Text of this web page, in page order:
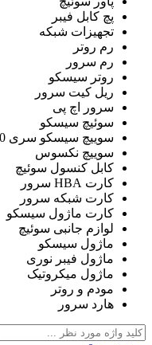
پچ کابل فیبر
تجهیزات شبکه
رم روتر
رم سرور
روتر سیسکو
ریل کیت سرور
سرور اچ پی
سوئیچ سیسکو
سوییچ سیسکو سری 9500
سوییچ نکسوس
کابل کنسول سوئیچ
کارت HBA سرور
کارت شبکه سرور
کارت ماژول سیسکو
لوازم جانبی سوئیچ
ماژول سیسکو
ماژول فیبر نوری
ماژول میکروتیک
مودم و روتر
هارد سرور